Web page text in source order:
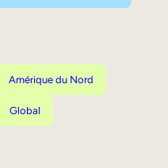
Amérique du Nord
Global